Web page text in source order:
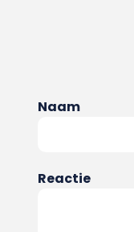
Naam
Reactie